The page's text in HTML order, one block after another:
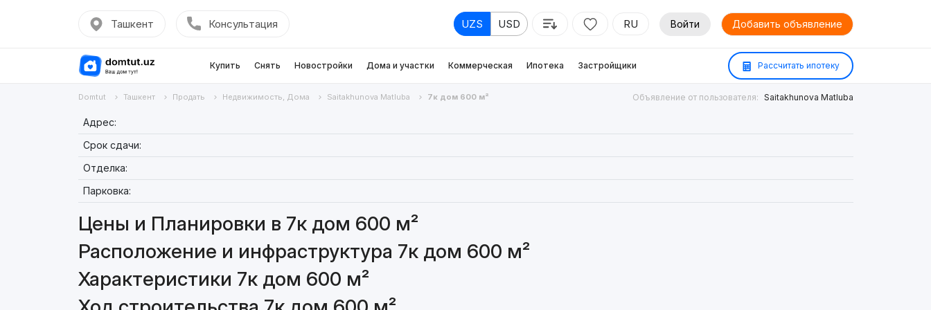
Ташкент Консультация UZS USD RU Войти Добавить объявление
Купить Снять Новостройки Дома и участки Коммерческая Ипотека Застройщики Рассчитать ипотеку
Domtut Ташкент Продать Недвижимость, Дома Saitakhunova Matluba 7к дом 600 м² Объявление от пользователя: Saitakhunova Matluba
Адрес:
Срок сдачи:
Отделка:
Парковка:
Цены и Планировки в 7к дом 600 м²
Расположение и инфраструктура 7к дом 600 м²
Характеристики 7к дом 600 м²